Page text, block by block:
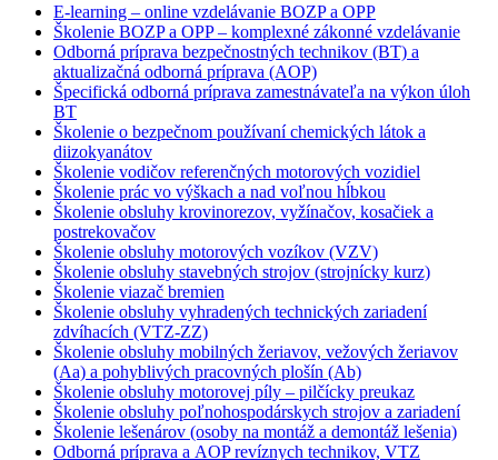
E-learning – online vzdelávanie BOZP a OPP
Školenie BOZP a OPP – komplexné zákonné vzdelávanie
Odborná príprava bezpečnostných technikov (BT) a
aktualizačná odborná príprava (AOP)
Špecifická odborná príprava zamestnávateľa na výkon úloh
BT
Školenie o bezpečnom používaní chemických látok a
diizokyanátov
Školenie vodičov referenčných motorových vozidiel
Školenie prác vo výškach a nad voľnou hĺbkou
Školenie obsluhy krovinorezov, vyžínačov, kosačiek a
postrekovačov
Školenie obsluhy motorových vozíkov (VZV)
Školenie obsluhy stavebných strojov (strojnícky kurz)
Školenie viazač bremien
Školenie obsluhy vyhradených technických zariadení
zdvíhacích (VTZ-ZZ)
Školenie obsluhy mobilných žeriavov, vežových žeriavov
(Aa) a pohyblivých pracovných plošín (Ab)
Školenie obsluhy motorovej píly – pilčícky preukaz
Školenie obsluhy poľnohospodárskych strojov a zariadení
Školenie lešenárov (osoby na montáž a demontáž lešenia)
Odborná príprava a AOP revíznych technikov, VTZ